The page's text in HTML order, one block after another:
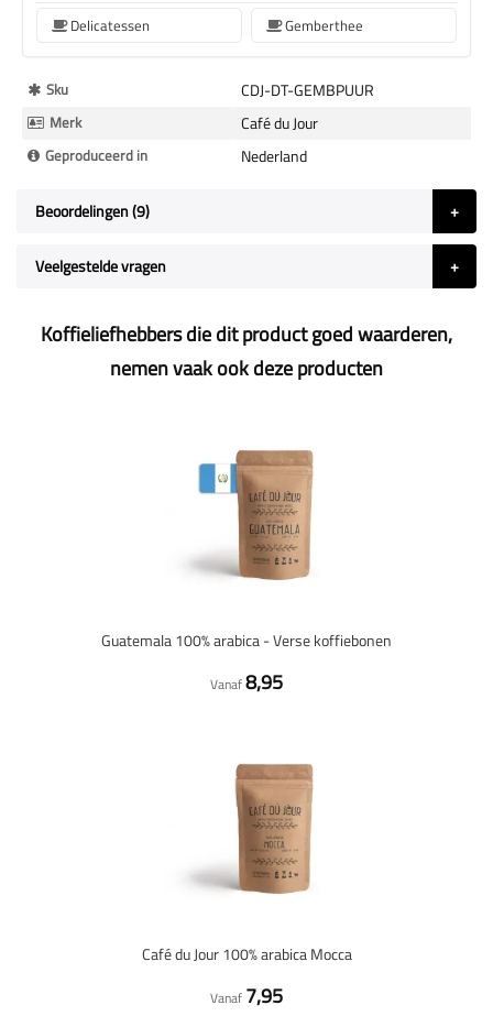
Delicatessen Gemberthee
Meer
Informatie
Sku CDJ-DT-GEMBPUUR
Merk Café du Jour
Geproduceerd in Nederland
Beoordelingen 9
Veelgestelde vragen
Koffieliefhebbers die dit product goed waarderen,
nemen vaak ook deze producten
Guatemala 100% arabica - Verse koffiebonen
Vanaf8,95
Café du Jour 100% arabica Mocca
Vanaf 7,95